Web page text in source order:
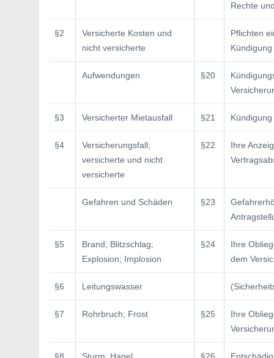
Rechte
§2
Versicherte Kosten und
nicht versicherte
Pflichten
Kündigung
Aufwendungen §20
§3 Versicherter Mietausfall §21
§4
Versicherungsfall;
versicherte und nicht
versicherte
§22
Ihre
Gefahren und Schäden §23
§5
Brand; Blitzschlag;
Explosion; Implosion
§24
Ihre
dem
§6 Leitungswasser
§7 Rohrbruch; Frost §25
Ihre